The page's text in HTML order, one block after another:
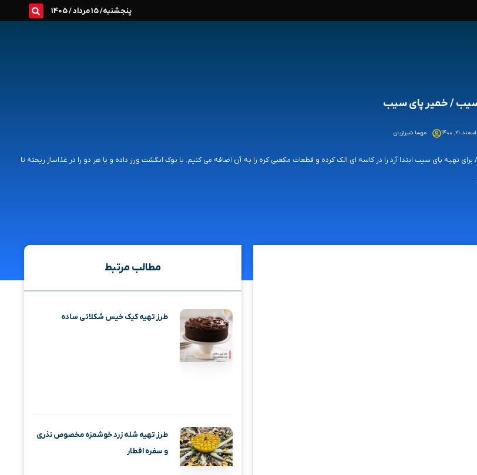
پنجشنبه/ 15 مرداد / 1405
سیب / خمیر پای سیب
اسفند ۲۱, ۱۴۰۰ مهسا شیرازیان
تهیه پای سیب ابتدا آرد را در کاسه ای الک کرده و قطعات مکعبی کره را به آن اضافه می کنیم. با نوک انگشت ورز داده و یا هر دو را در غذاساز ریخته تا
مطالب مرتبط
طرز تهیه کیک خیس شکلاتی ساده
طرز تهیه شله زرد خوشمزه مخصوص نذری
و سفره افطار